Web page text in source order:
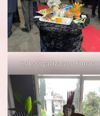
Açılış Organizasyon Firmaları